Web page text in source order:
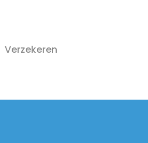
Verzekeren